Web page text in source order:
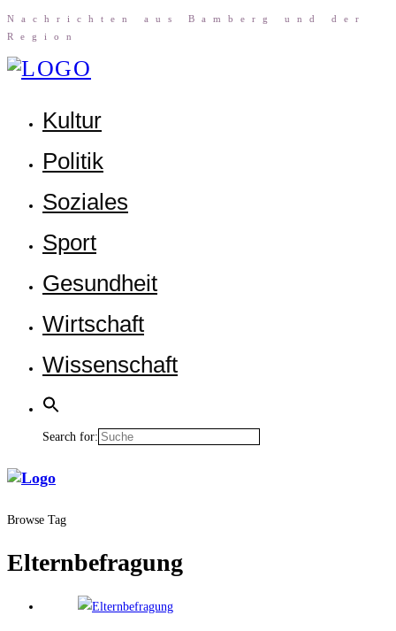
Nach­rich­ten aus Bam­berg und der
Region
Kul­tur
Poli­tik
Sozia­les
Sport
Gesund­heit
Wirt­schaft
Wis­sen­schaft
Search for:
Browse Tag
Elternbefragung